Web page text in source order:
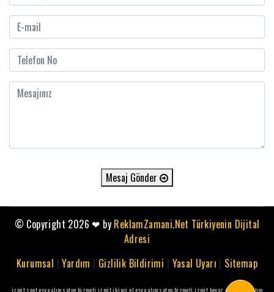
Mesaj Gönder
© Copyright 2026 ❤ by ReklamZamani.Net Türkiyenin Dijital
Adresi
Kurumsal |Yardım | Gizlilik Bildirimi | Yasal Uyarı | Sitemap
izmit spot eşya alım satım hizmeti izmit ikinci el eşya alım satım hizmeti izmit beyaz eşya alım satım